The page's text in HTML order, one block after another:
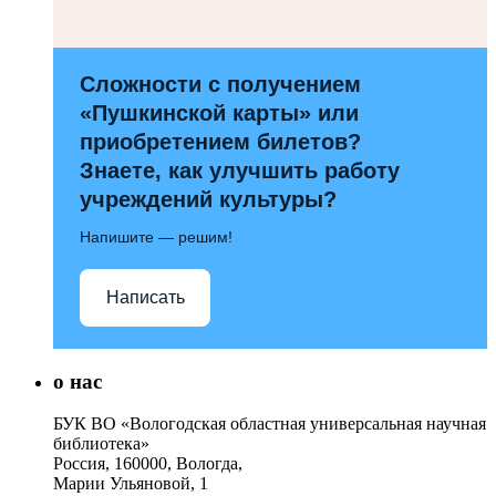
Сложности с получением
«Пушкинской карты» или
приобретением билетов?
Знаете, как улучшить работу
учреждений культуры?
Напишите — решим!
Написать
о нас
БУК ВО «Вологодская областная универсальная научная
библиотека»
Россия, 160000, Вологда,
Марии Ульяновой, 1